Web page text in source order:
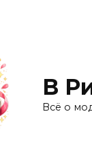
В
Всё о